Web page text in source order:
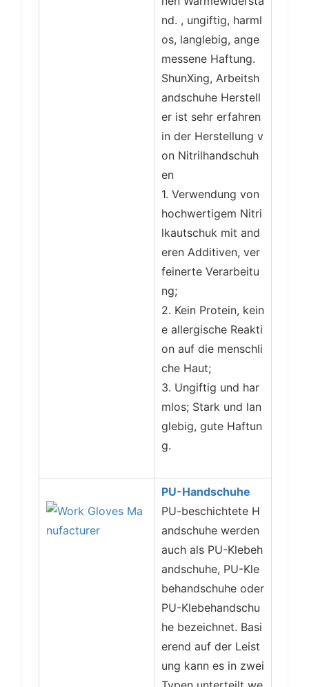
nd. , ungiftig, harml
os, langlebig, ange
messene Haftung.
ShunXing, Arbeitsh
andschuhe Herstell
er ist sehr erfahren
in der Herstellung v
on Nitrilhandschuh
en
1. Verwendung von
hochwertigem Nitri
lkautschuk mit and
eren Additiven, ver
feinerte Verarbeitu
ng;
2. Kein Protein, kein
e allergische Reakti
on auf die menschli
che Haut;
3. Ungiftig und har
mlos; Stark und lan
glebig, gute Haftun
g.
PU-Handschuhe
PU-beschichtete H
andschuhe werden
auch als PU-Klebeh
andschuhe, PU-Kle
behandschuhe oder
PU-Klebehandschu
he bezeichnet. Basi
erend auf der Leist
ung kann es in zwei